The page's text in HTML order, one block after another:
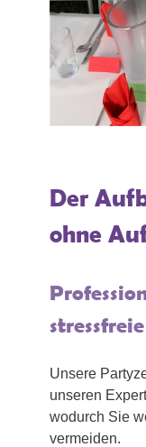
Der
ohne
Unsere
unseren
wodurch Sie
vermeiden.